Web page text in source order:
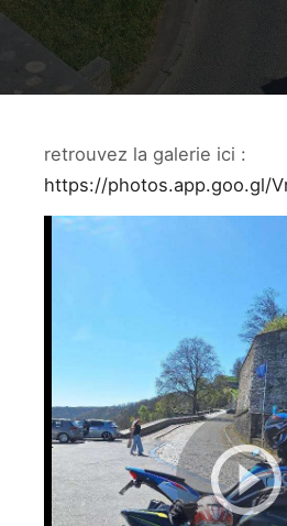
retrouvez la galerie ici :
https://photos.app.goo.gl/